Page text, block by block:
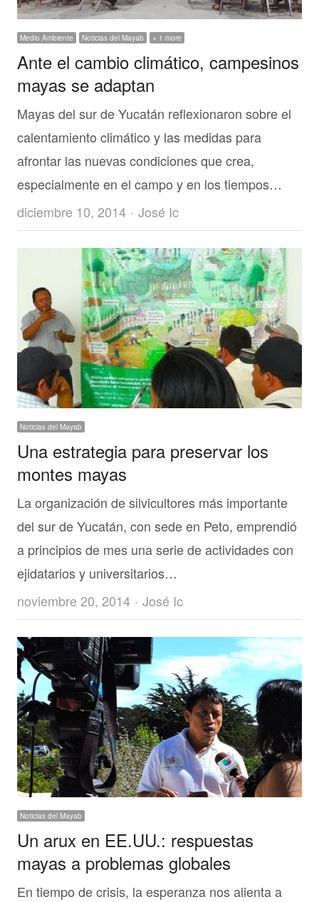
Medio Ambiente Noticias del Mayab + 1 more
Ante el cambio climático, campesinos
mayas se adaptan
Mayas del sur de Yucatán reflexionaron sobre el
calentamiento climático y las medidas para
afrontar las nuevas condiciones que crea,
especialmente en el campo y en los tiempos…
diciembre 10, 2014
Author
José Ic
Noticias del Mayab
Una estrategia para preservar los
montes mayas
La organización de silvicultores más importante
del sur de Yucatán, con sede en Peto, emprendió
a principios de mes una serie de actividades con
ejidatarios y universitarios…
noviembre 20, 2014
Author
José Ic
Noticias del Mayab
Un arux en EE.UU.: respuestas
mayas a problemas globales
En tiempo de crisis, la esperanza nos alienta a